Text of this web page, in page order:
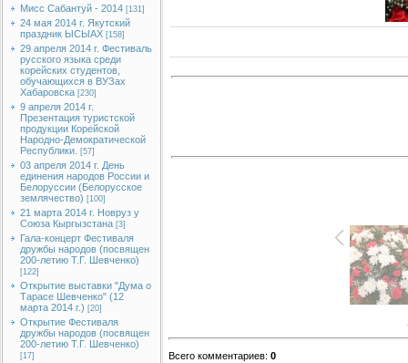
Мисс Сабантуй - 2014 [131]
24 мая 2014 г. Якутский
праздник ЫСЫАХ [158]
29 апреля 2014 г. Фестиваль
русского языка среди
корейских студентов,
обучающихся в ВУЗах
Хабаровска [230]
9 апреля 2014 г.
Презентация туристской
продукции Корейской
Народно-Демократической
Республики.
[57]
03 апреля 2014 г. День
единения народов России и
Белоруссии (Белорусское
землячество) [100]
21 марта 2014 г. Новруз у
Союза Кыргызстана [3]
Гала-концерт Фестиваля
дружбы народов (посвящен
200-летию Т.Г. Шевченко)
[122]
Открытие выставки "Дума о
Тарасе Шевченко" (12
марта 2014 г.) [20]
Открытие Фестиваля
дружбы народов (посвящен
200-летию Т.Г. Шевченко)
[17] Всего комментариев: 0